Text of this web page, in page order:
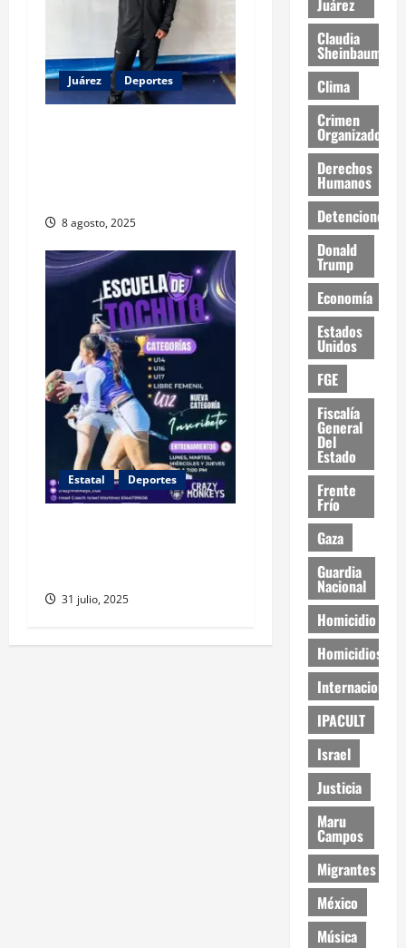
Juárez Deportes
8 agosto, 2025
Estatal Deportes
31 julio, 2025
Juárez
Claudia
Sheinbaum
Clima
Crimen
Organizado
Derechos
Humanos
Detenciones
Donald
Trump
Economía
Estados
Unidos
FGE
Fiscalía
General
Del
Estado
Frente
Frío
Gaza
Guardia
Nacional
Homicidio
Homicidios
Internacional
IPACULT
Israel
Justicia
Maru
Campos
Migrantes
México
Música